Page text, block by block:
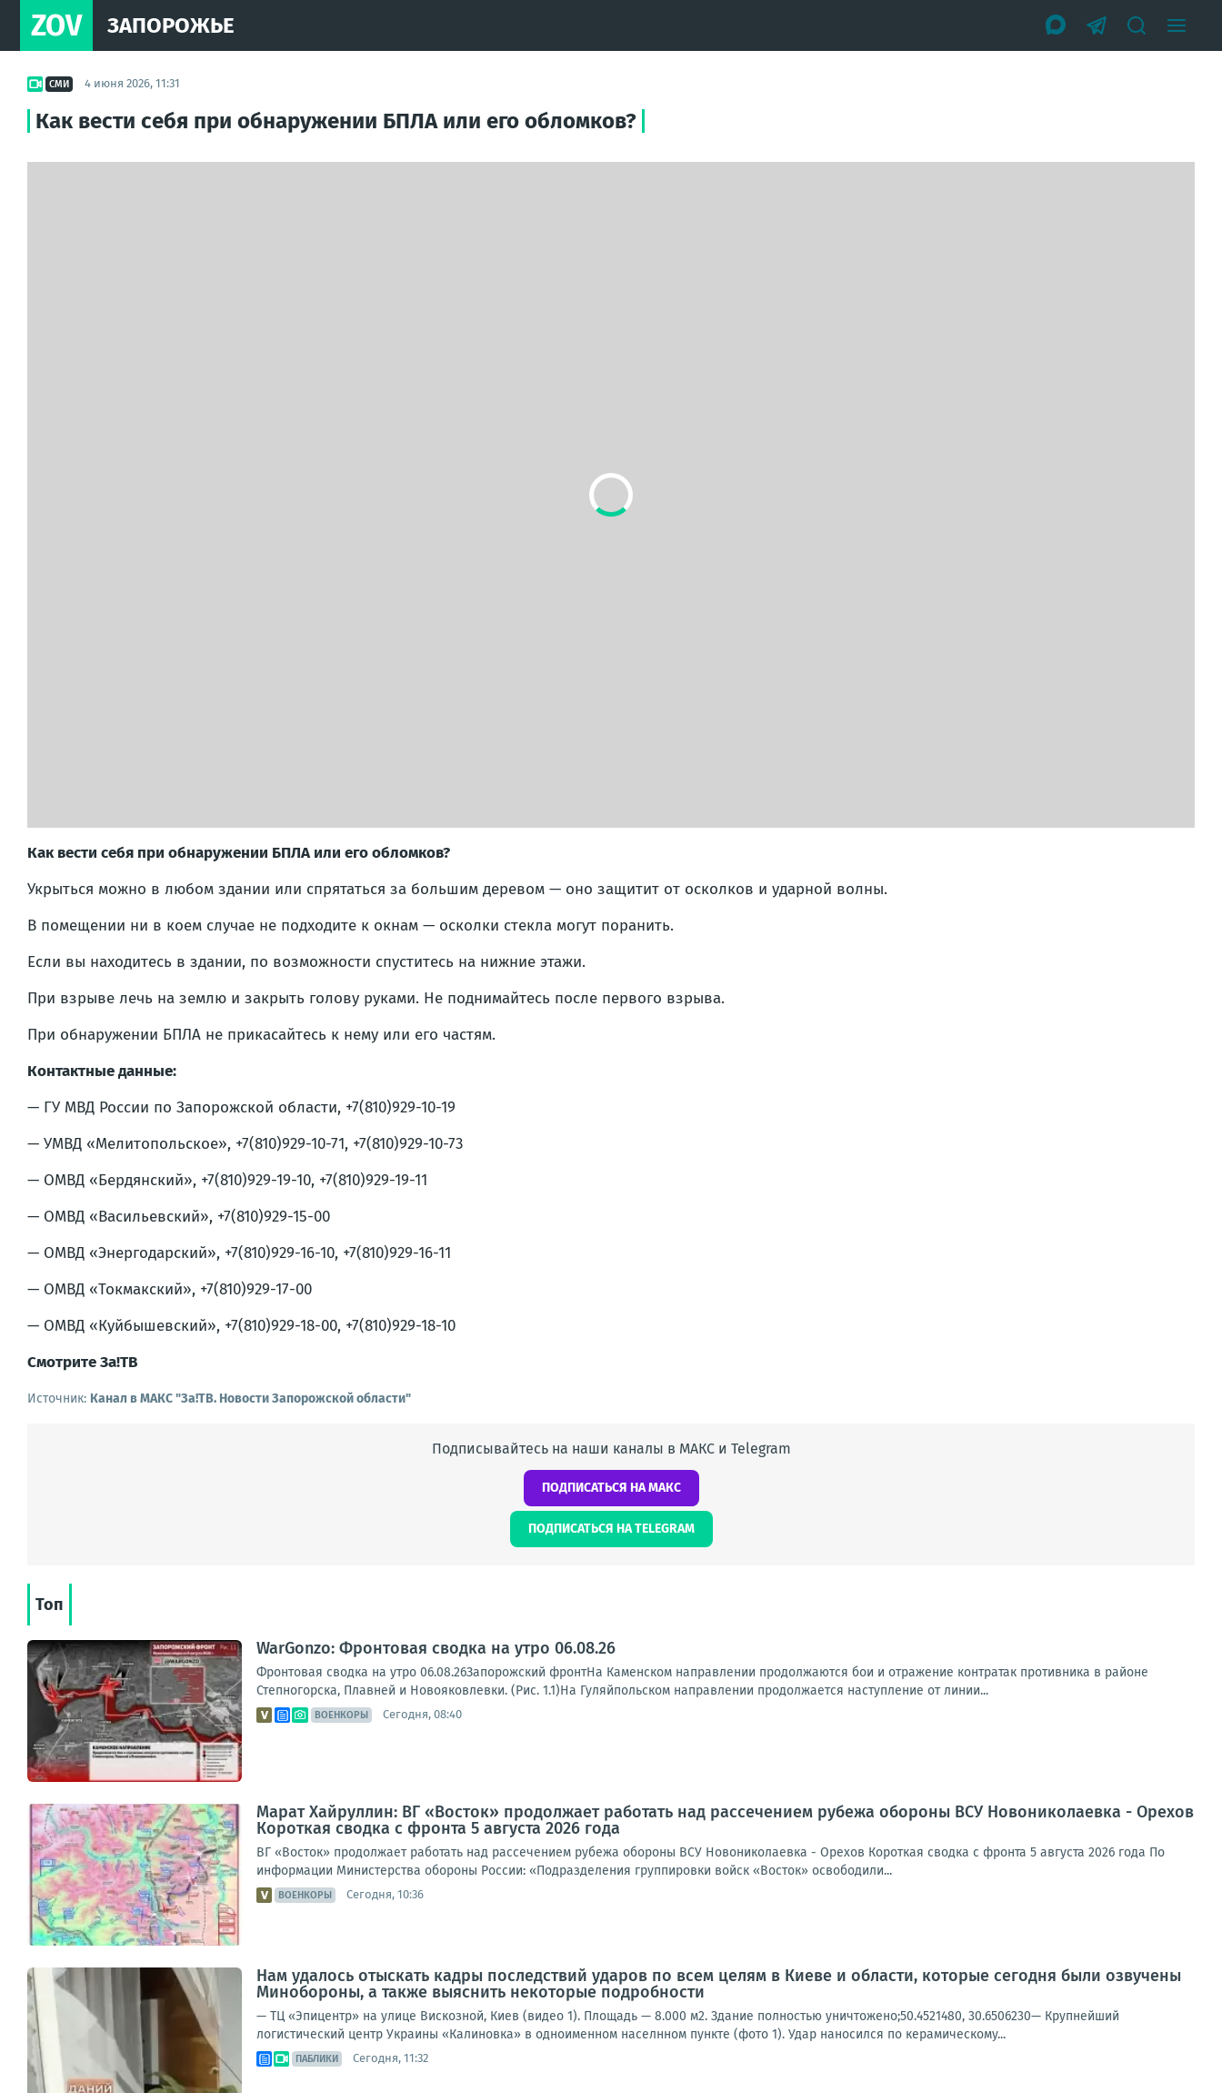
ZOV ЗАПОРОЖЬЕ
СМИ 4 июня 2026, 11:31
Как вести себя при обнаружении БПЛА или его обломков?
Как вести себя при обнаружении БПЛА или его обломков?
Укрыться можно в любом здании или спрятаться за большим деревом — оно защитит от осколков и ударной волны.
В помещении ни в коем случае не подходите к окнам — осколки стекла могут поранить.
Если вы находитесь в здании, по возможности спуститесь на нижние этажи.
При взрыве лечь на землю и закрыть голову руками. Не поднимайтесь после первого взрыва.
При обнаружении БПЛА не прикасайтесь к нему или его частям.
Контактные данные:
— ГУ МВД России по Запорожской области, +7(810)929-10-19
— УМВД «Мелитопольское», +7(810)929-10-71, +7(810)929-10-73
— ОМВД «Бердянский», +7(810)929-19-10, +7(810)929-19-11
— ОМВД «Васильевский», +7(810)929-15-00
— ОМВД «Энергодарский», +7(810)929-16-10, +7(810)929-16-11
— ОМВД «Токмакский», +7(810)929-17-00
— ОМВД «Куйбышевский», +7(810)929-18-00, +7(810)929-18-10
Смотрите За!ТВ
Источник: Канал в МАКС "Зa!ТВ. Новости Запорожской области"
Подписывайтесь на наши каналы в МАКС и Telegram
ПОДПИСАТЬСЯ НА МАКС
ПОДПИСАТЬСЯ НА TELEGRAM
Топ
WarGonzo: Фронтовая сводка на утро 06.08.26
Фронтовая сводка на утро 06.08.26Запорожский фронтНа Каменском направлении продолжаются бои и отражение контратак противника в районе
Степногорска, Плавней и Новояковлевки. (Рис. 1.1)На Гуляйпольском направлении продолжается наступление от линии...
ВОЕНКОРЫ Сегодня, 08:40
Марат Хайруллин: ВГ «Восток» продолжает работать над рассечением рубежа обороны ВСУ Новониколаевка - Орехов
Короткая сводка с фронта 5 августа 2026 года
ВГ «Восток» продолжает работать над рассечением рубежа обороны ВСУ Новониколаевка - Орехов Короткая сводка с фронта 5 августа 2026 года По
информации Министерства обороны России: «Подразделения группировки войск «Восток» освободили...
ВОЕНКОРЫ Сегодня, 10:36
Нам удалось отыскать кадры последствий ударов по всем целям в Киеве и области, которые сегодня были озвучены
Минобороны, а также выяснить некоторые подробности
— ТЦ «Эпицентр» на улице Вискозной, Киев (видео 1). Площадь — 8.000 м2. Здание полностью уничтожено;50.4521480, 30.6506230— Крупнейший
логистический центр Украины «Калиновка» в одноименном населнном пункте (фото 1). Удар наносился по керамическому...
ПАБЛИКИ Сегодня, 11:32